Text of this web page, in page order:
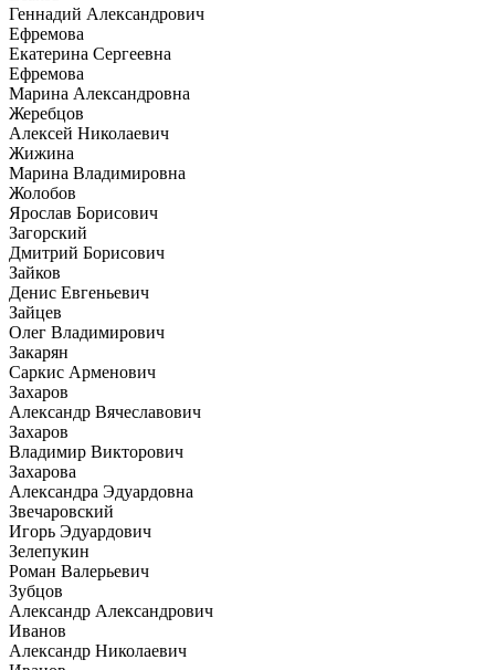
Геннадий Александрович
Ефремова
Екатерина Сергеевна
Ефремова
Марина Александровна
Жеребцов
Алексей Николаевич
Жижина
Марина Владимировна
Жолобов
Ярослав Борисович
Загорский
Дмитрий Борисович
Зайков
Денис Евгеньевич
Зайцев
Олег Владимирович
Закарян
Саркис Арменович
Захаров
Александр Вячеславович
Захаров
Владимир Викторович
Захарова
Александра Эдуардовна
Звечаровский
Игорь Эдуардович
Зелепукин
Роман Валерьевич
Зубцов
Александр Александрович
Иванов
Александр Николаевич